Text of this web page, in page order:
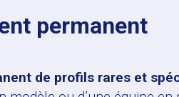
permanent
de profils rares et